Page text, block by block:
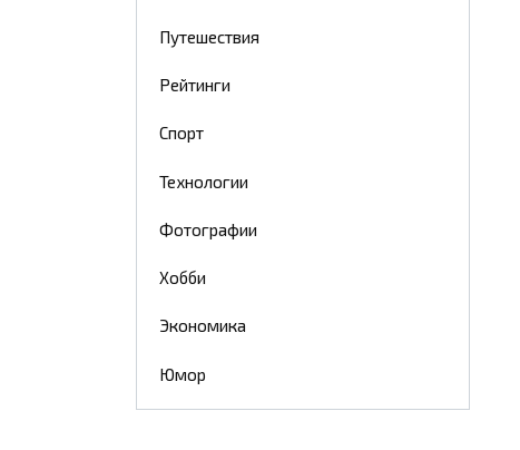
Путешествия
Рейтинги
Спорт
Технологии
Фотографии
Хобби
Экономика
Юмор